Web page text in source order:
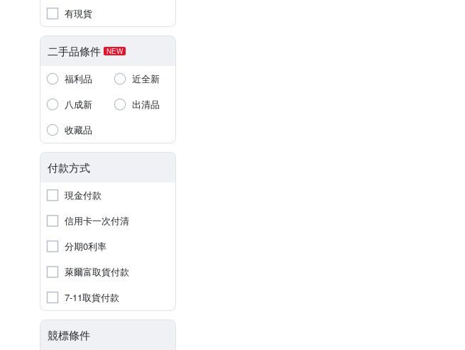
有現貨
二手品條件 NEW
福利品
近全新
八成新
出清品
收藏品
付款方式
現金付款
信用卡一次付清
分期0利率
萊爾富取貨付款
7-11取貨付款
競標條件